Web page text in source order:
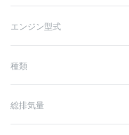
エンジン型式
種類
総排気量